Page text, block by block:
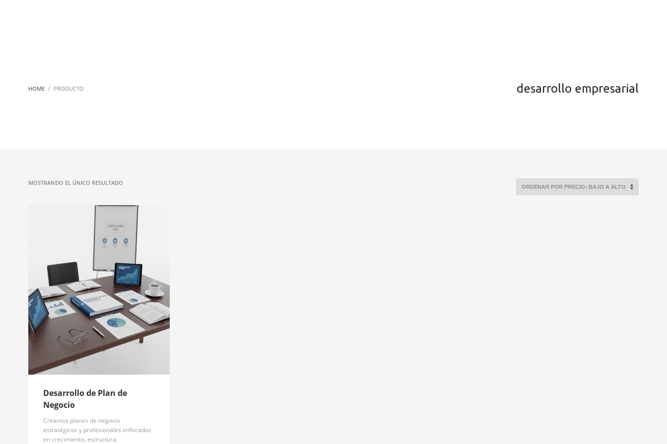
HOME PRODUCTO desarrollo empresarial
MOSTRANDO EL ÚNICO RESULTADO
Desarrollo de Plan de
Negocio
Creamos planes de negocio
estratégicos y profesionales enfocados
en crecimiento, estructura,